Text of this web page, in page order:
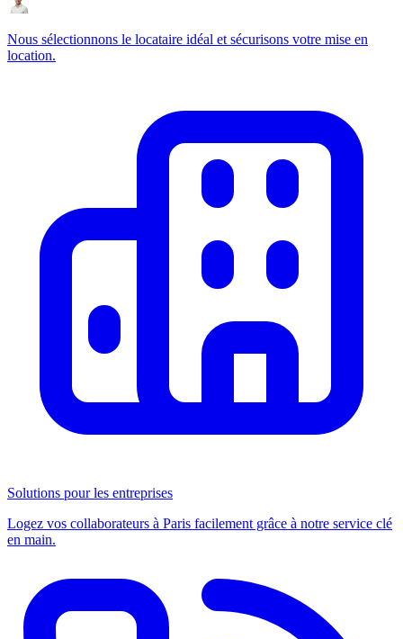
Nous sélectionnons le locataire idéal et sécurisons votre mise en
location.
Solutions pour les entreprises
Logez vos collaborateurs à Paris facilement grâce à notre service clé
en main.